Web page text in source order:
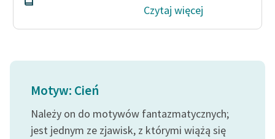
Lektur
O nas
Kontakt
O projekcie
Zespół
Czytaj więcej
Motyw: Cień
Należy on do motywów fantazmatycznych;
jest jednym ze zjawisk, z którymi wiążą się